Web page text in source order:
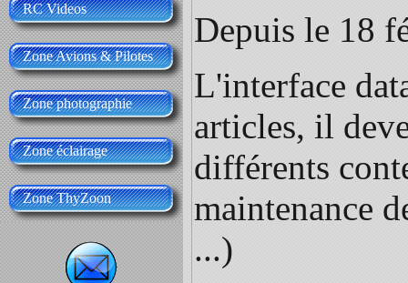
RC Videos
Zone Avions & Pilotes
Zone photographie
Zone éclairage
Zone ThyZoon
Depuis le 18
L'interface
articles, il
différents
maintenance
...)